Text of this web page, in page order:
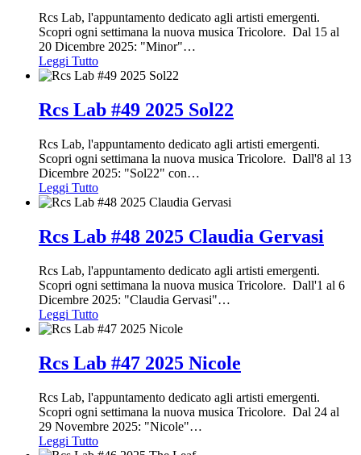
Rcs Lab, l'appuntamento dedicato agli artisti emergenti.
Scopri ogni settimana la nuova musica Tricolore. Dal 15 al
20 Dicembre 2025: "Minor"…
Leggi Tutto
Rcs Lab #49 2025 Sol22
Rcs Lab, l'appuntamento dedicato agli artisti emergenti.
Scopri ogni settimana la nuova musica Tricolore. Dall'8 al 13
Dicembre 2025: "Sol22" con…
Leggi Tutto
Rcs Lab #48 2025 Claudia Gervasi
Rcs Lab, l'appuntamento dedicato agli artisti emergenti.
Scopri ogni settimana la nuova musica Tricolore. Dall'1 al 6
Dicembre 2025: "Claudia Gervasi"…
Leggi Tutto
Rcs Lab #47 2025 Nicole
Rcs Lab, l'appuntamento dedicato agli artisti emergenti.
Scopri ogni settimana la nuova musica Tricolore. Dal 24 al
29 Novembre 2025: "Nicole"…
Leggi Tutto